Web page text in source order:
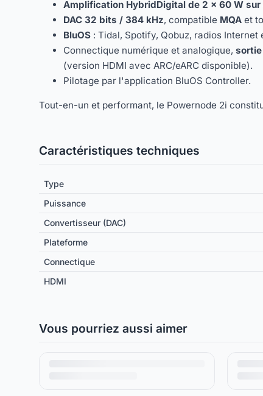
Amplification HybridDigital de 2 × 60 W
DAC 32 bits / 384 kHz, compatible MQA et
BluOS : Tidal, Spotify, Qobuz, radios
Connectique numérique et analogique,
(version HDMI avec ARC/eARC disponible).
Pilotage par l'application BluOS Controller.
Tout-en-un et performant, le Powernode 2i
Caractéristiques techniques
Type
Puissance
Convertisseur (DAC)
Plateforme
Connectique
HDMI
Vous pourriez aussi aimer